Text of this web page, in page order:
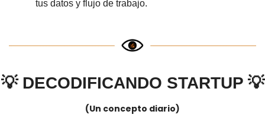
tus datos y flujo de trabajo.
💡 DECODIFICANDO STARTUP 💡
(Un concepto diario)